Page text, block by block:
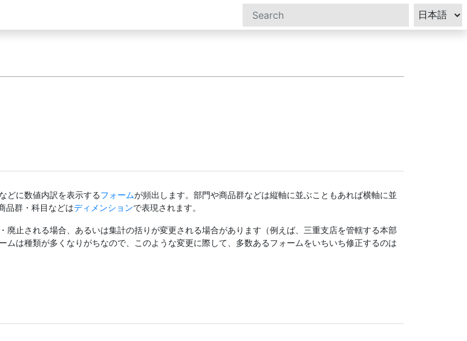
どに数値内訳を表示するフォームが頻出します。部門や商品群などは縦軸に並ぶこともあれば横軸に並
品群・科目などはディメンションで表現されます。
廃止される場合、あるいは集計の括りが変更される場合があります（例えば、三重支店を管轄する本部
ムは種類が多くなりがちなので、このような変更に際して、多数あるフォームをいちいち修正するのは